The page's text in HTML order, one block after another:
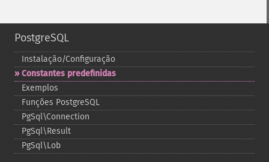
PostgreSQL
Instalação/Configuração
Constantes predefinidas
Exemplos
Funções PostgreSQL
PgSql\Connection
PgSql\Result
PgSql\Lob